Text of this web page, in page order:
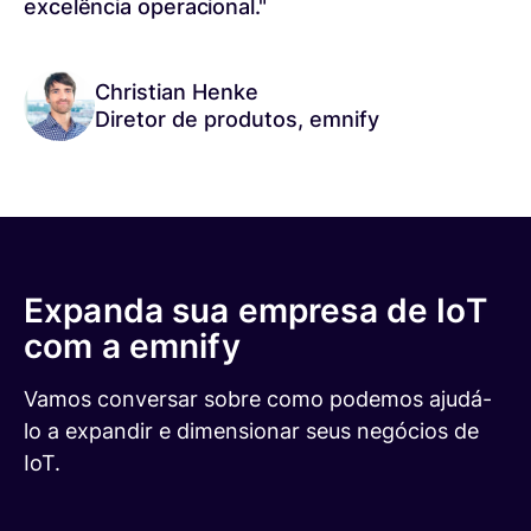
excelência operacional."
Christian Henke
Diretor de produtos, emnify
Expanda sua empresa de IoT
com a emnify
Vamos conversar sobre como podemos ajudá-
lo a expandir e dimensionar seus negócios de
IoT.